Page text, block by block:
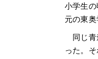
小学生
元の東奥
同じ青
った。